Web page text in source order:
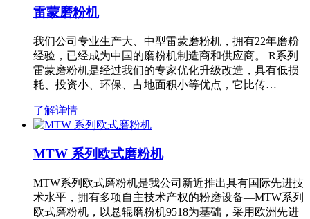
雷蒙磨粉机
我们公司专业生产大、中型雷蒙磨粉机，拥有22年磨粉
经验，已经成为中国的磨粉机制造商和供应商。 R系列
雷蒙磨粉机是经过我们的专家优化升级改造，具有低损
耗、投资小、环保、占地面积小等优点，它比传…
了解详情
MTW 系列欧式磨粉机
MTW系列欧式磨粉机是我公司新近推出具有国际先进技
术水平，拥有多项自主技术产权的粉磨设备—MTW系列
欧式磨粉机，以悬辊磨粉机9518为基础，采用欧洲先进